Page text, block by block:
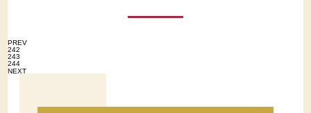
PREV
242
243
244
NEXT